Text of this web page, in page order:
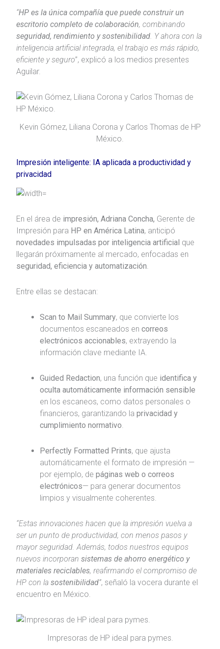
“HP es la única compañía que puede construir un
escritorio completo de colaboración, combinando
seguridad, rendimiento y sostenibilidad. Y ahora con la
inteligencia artificial integrada, el trabajo es más rápido,
eficiente y seguro”, explicó a los medios presentes
Aguilar.
Kevin Gómez, Liliana Corona y Carlos Thomas de HP
México.
Impresión inteligente: IA aplicada a productividad y
privacidad
En el área de impresión, Adriana Concha, Gerente de
Impresión para HP en América Latina, anticipó
novedades impulsadas por inteligencia artificial que
llegarán próximamente al mercado, enfocadas en
seguridad, eficiencia y automatización
Entre ellas se destacan:
Scan to Mail Summary, que convierte los
documentos escaneados en correos
electrónicos accionables, extrayendo la
información clave mediante IA.
Guided Redaction, una función que identifica y
oculta automáticamente información sensible
en los escaneos, como datos personales o
financieros, garantizando la privacidad y
cumplimiento normativo
Perfectly Formatted Prints, que ajusta
automáticamente el formato de impresión —
por ejemplo, de páginas web o correos
electrónicos— para generar documentos
limpios y visualmente coherentes.
“Estas innovaciones hacen que la impresión vuelva a
ser un punto de productividad, con menos pasos y
mayor seguridad. Además, todos nuestros equipos
nuevos incorporan sistemas de ahorro energético y
materiales reciclables, reafirmando el compromiso de
HP con la sostenibilidad”, señaló la vocera durante el
encuentro en México.
Impresoras de HP ideal para pymes.